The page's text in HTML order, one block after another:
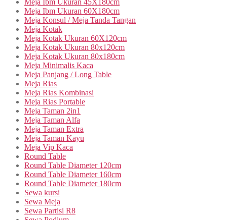
Meja Ibm Ukuran 45X180cm
Meja Ibm Ukuran 60X180cm
Meja Konsul / Meja Tanda Tangan
Meja Kotak
Meja Kotak Ukuran 60X120cm
Meja Kotak Ukuran 80x120cm
Meja Kotak Ukuran 80x180cm
Meja Minimalis Kaca
Meja Panjang / Long Table
Meja Rias
Meja Rias Kombinasi
Meja Rias Portable
Meja Taman 2in1
Meja Taman Alfa
Meja Taman Extra
Meja Taman Kayu
Meja Vip Kaca
Round Table
Round Table Diameter 120cm
Round Table Diameter 160cm
Round Table Diameter 180cm
Sewa kursi
Sewa Meja
Sewa Partisi R8